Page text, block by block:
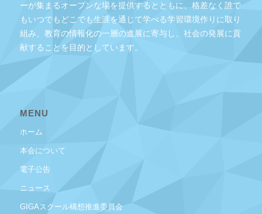
ーが集まるオープンな場を提供するとともに、格差なく誰で
もいつでもどこでも生涯を通じて学べる学習環境作りに取り
組み、教育の情報化の一層の進展に寄与し、社会の発展に貢
献することを目的としています。
MENU
ホーム
本会について
電子公告
ニュース
GIGAスクール構想推進委員会